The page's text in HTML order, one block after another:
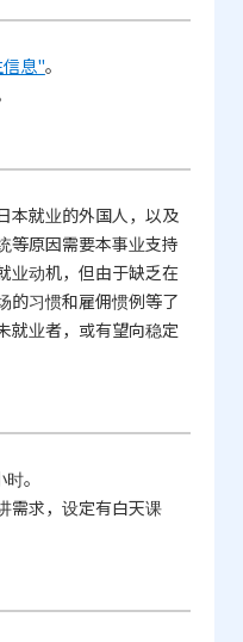
息"。
本就业的外国人，以及
等原因需要本事业支持
业动机，但由于缺乏在
的习惯和雇佣惯例等了
就业者，或有望向稳定
。
需求，设定有白天课